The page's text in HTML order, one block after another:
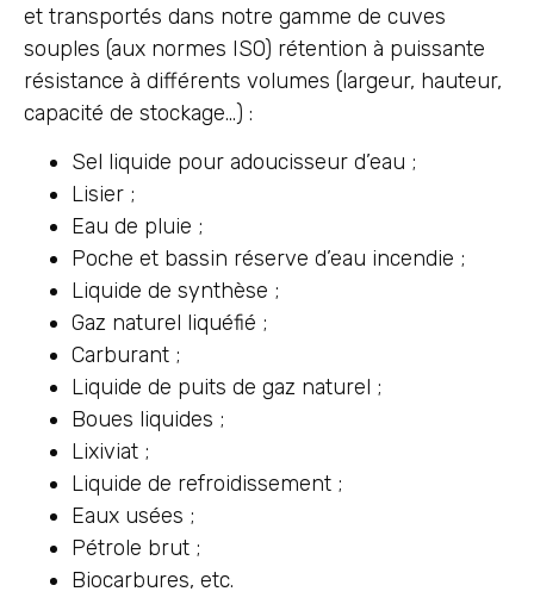
et transportés dans notre gamme de cuves
souples (aux normes ISO) rétention à puissante
résistance à différents volumes (largeur, hauteur,
capacité de stockage…) :
Sel liquide pour adoucisseur d’eau ;
Lisier ;
Eau de pluie ;
Poche et bassin réserve d’eau incendie ;
Liquide de synthèse ;
Gaz naturel liquéfié ;
Carburant ;
Liquide de puits de gaz naturel ;
Boues liquides ;
Lixiviat ;
Liquide de refroidissement ;
Eaux usées ;
Pétrole brut ;
Biocarbures, etc.